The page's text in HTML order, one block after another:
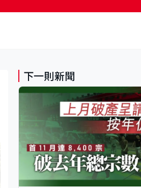
下一則新聞